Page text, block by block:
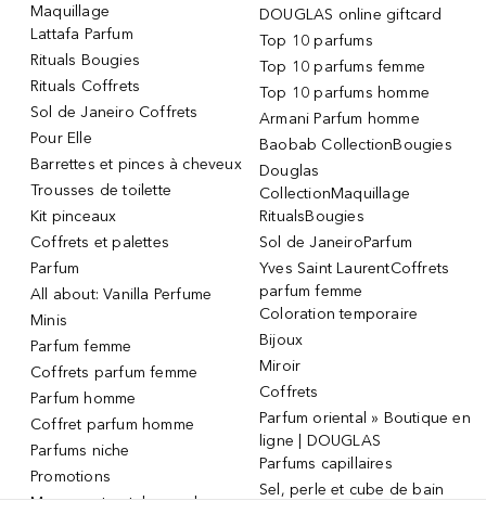
Maquillage
Lattafa Parfum
Rituals Bougies
Rituals Coffrets
Sol de Janeiro Coffrets
Pour Elle
Barrettes et pinces à cheveux
Trousses de toilette
Kit pinceaux
Coffrets et palettes
Parfum
All about: Vanilla Perfume
Minis
Parfum femme
Coffrets parfum femme
Parfum homme
Coffret parfum homme
Parfums niche
Promotions
Masque et patch pour les
DOUGLAS online giftcard
Top 10 parfums
Top 10 parfums femme
Top 10 parfums homme
Armani Parfum homme
Baobab CollectionBougies
Douglas
CollectionMaquillage
RitualsBougies
Sol de JaneiroParfum
Yves Saint LaurentCoffrets
parfum femme
Coloration temporaire
Bijoux
Miroir
Coffrets
Parfum oriental » Boutique en
ligne | DOUGLAS
Parfums capillaires
Sel, perle et cube de bain